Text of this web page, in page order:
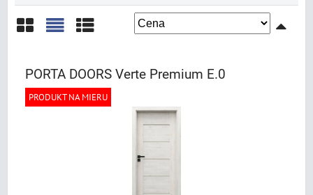
PORTA DOORS Verte Premium E.0
PRODUKT NA MIERU